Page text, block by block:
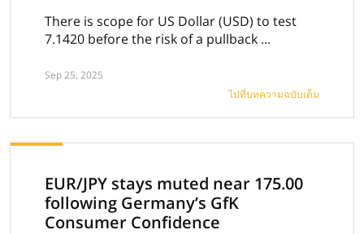
There is scope for US Dollar (USD) to test
7.1420 before the risk of a pullback ...
Sep 25, 2025
ไปที่บทความฉบับเต็ม
EUR/JPY stays muted near 175.00
following Germany’s GfK
Consumer Confidence